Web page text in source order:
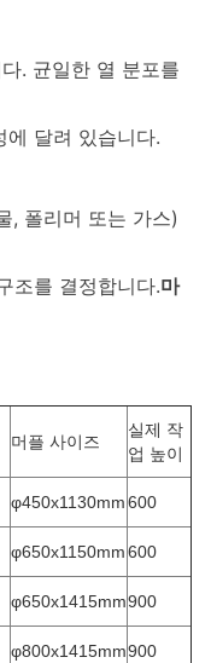
. 균일한 열 분포를
에 달려 있습니다.
, 폴리머 또는 가스)
조를 결정합니다.마
머플 사이즈
실제 작
업 높이
φ450x1130mm600
φ650x1150mm600
φ650x1415mm900
φ800x1415mm900